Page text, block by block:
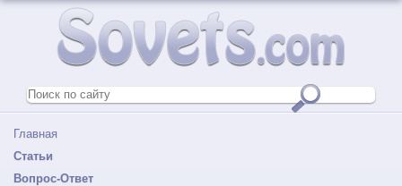
Главная
Статьи
Вопрос-Ответ